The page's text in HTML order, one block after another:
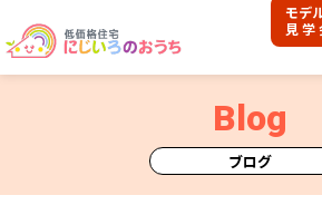
モデ
見
ブログ
Blog